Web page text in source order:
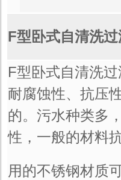
F型卧式自清洗过
F型卧式自清洗
耐腐蚀性、抗压
的。污水种类多
性，一般的材料
用的不锈钢材质